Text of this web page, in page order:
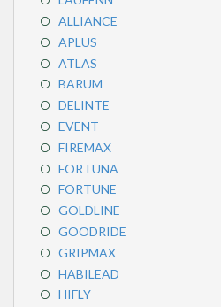
ALLIANCE
APLUS
ATLAS
BARUM
DELINTE
EVENT
FIREMAX
FORTUNA
FORTUNE
GOLDLINE
GOODRIDE
GRIPMAX
HABILEAD
HIFLY